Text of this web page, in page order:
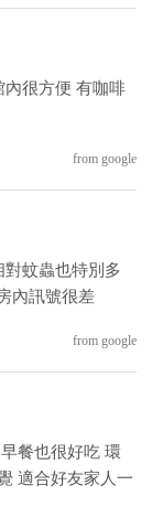
內很方便 有咖啡
from google
蚊蟲也特別多
內訊號很差
from google
餐也很好吃 環
適合好友家人一